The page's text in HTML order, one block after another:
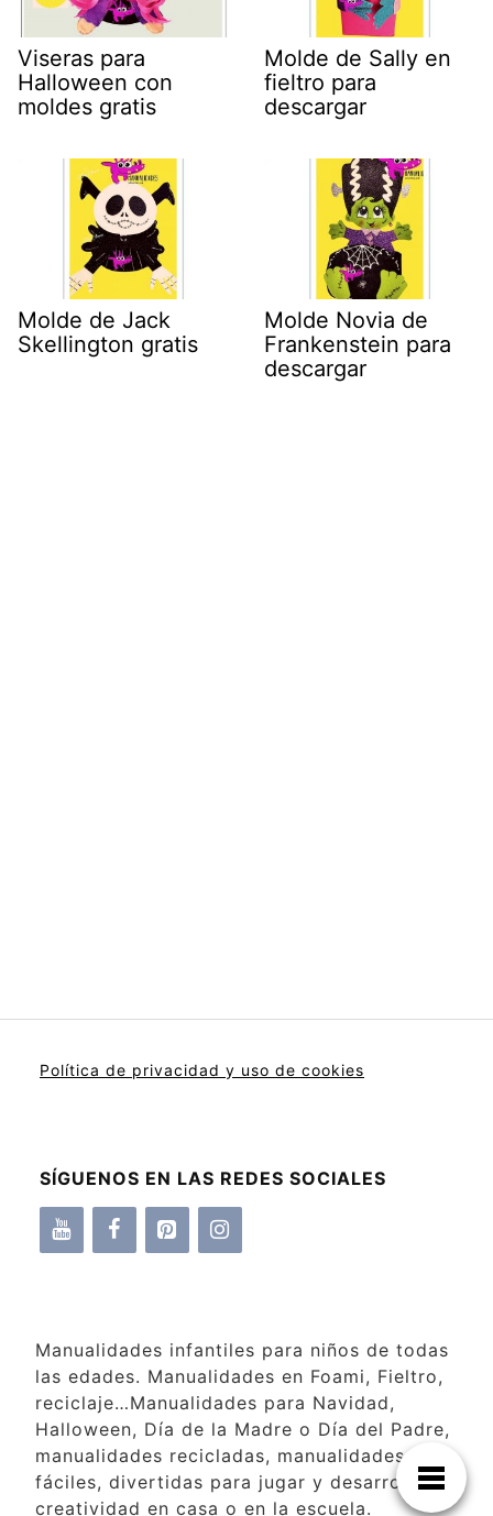
Viseras para
Halloween con
moldes gratis
Molde de Sally en
fieltro para
descargar
Molde de Jack
Skellington gratis
Molde Novia de
Frankenstein para
descargar
Política de privacidad y uso de cookies
SÍGUENOS EN LAS REDES SOCIALES
Manualidades infantiles para niños de todas
las edades. Manualidades en Foami, Fieltro,
reciclaje…Manualidades para Navidad,
Halloween, Día de la Madre o Día del Padre,
manualidades recicladas, manualidades
fáciles, divertidas para jugar y desarrollar la
creatividad en casa o en la escuela.